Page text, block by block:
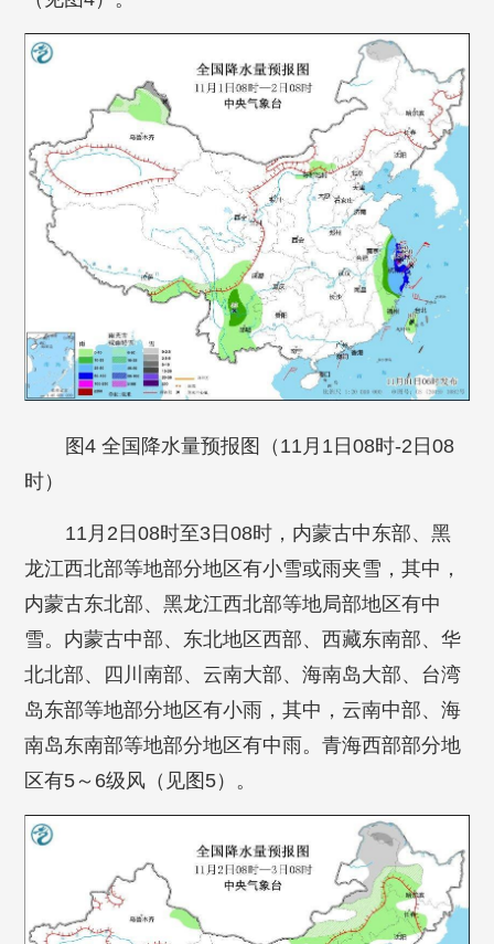
图4 全国降水量预报图（11月1日08时-2日08
时）
11月2日08时至3日08时，内蒙古中东部、黑
龙江西北部等地部分地区有小雪或雨夹雪，其中，
内蒙古东北部、黑龙江西北部等地局部地区有中
雪。内蒙古中部、东北地区西部、西藏东南部、华
北北部、四川南部、云南大部、海南岛大部、台湾
岛东部等地部分地区有小雨，其中，云南中部、海
南岛东南部等地部分地区有中雨。青海西部部分地
区有5～6级风（见图5）。